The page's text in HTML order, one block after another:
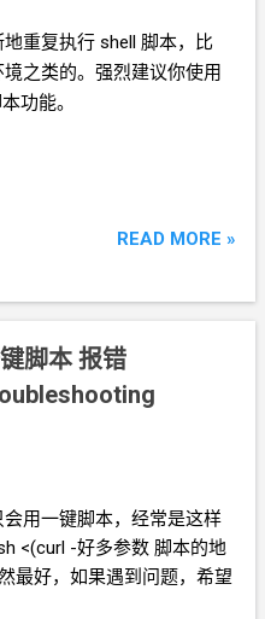
重复执行 shell 脚本，比
之类的。强烈建议你使用
功能。
READ MORE »
脚本 报错
用一键脚本，经常是这样
<(curl -好多参数 脚本的地
最好，如果遇到问题，希望